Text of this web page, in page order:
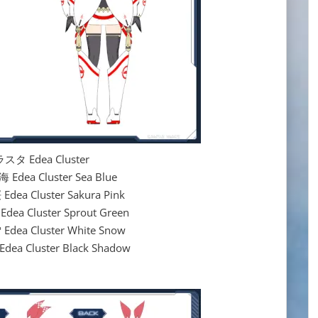
スタ Edea Cluster
Edea Cluster Sea Blue
Cluster Sakura Pink
Cluster Sprout Green
Cluster White Snow
Cluster Black Shadow